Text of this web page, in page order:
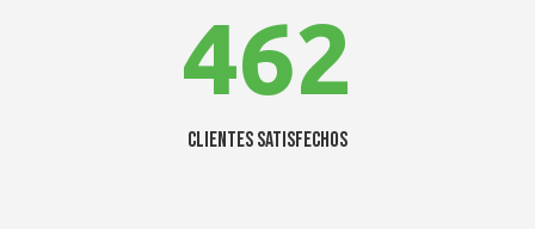
462
Clientes satisfechos